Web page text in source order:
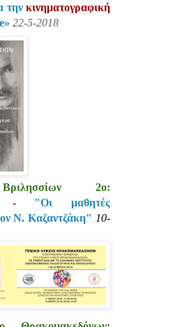
τηνκινηματογραφική
22-5-2018
2ο:
-"Οι μαθητές
Ν. Καζαντζάκη" 10-